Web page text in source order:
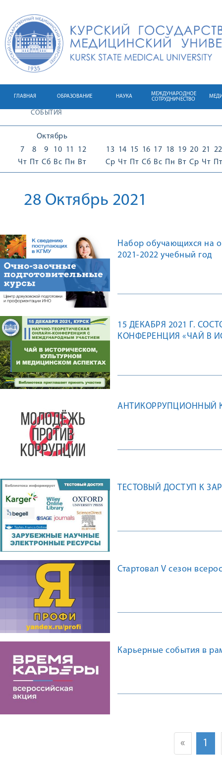
ГЛАВНАЯ ОБРАЗОВАНИЕ НАУКА
МЕЖДУНАРОДНОЕ
СОТРУДНИЧЕСТВО
СОБЫТИЯ
Октябрь
7
Чт
8
Пт
9
Сб
10
Вс
11
Пн
12
Вт
13
Ср
14
Чт
15
Пт
16
Сб
17
Вс
18
Пн
19
Вт
20
Ср
21
Чт
22
Пт
28 Октябрь 2021
Набор обучающихся на
2021-2022 учебный год
15 ДЕКАБРЯ 2021 Г.
КОНФЕРЕНЦИЯ «ЧАЙ В
АНТИКОРРУПЦИОННЫЙ
ТЕСТОВЫЙ ДОСТУП К
Стартовал V сезон
Карьерные события в
« 1